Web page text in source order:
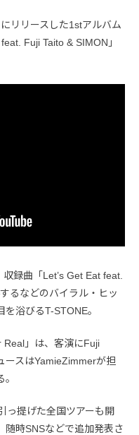
リリースした1stアルバム
Fuji Taito & SIMON」
録曲「Let’s Get Eat feat.
るなどのバイラル・ヒッ
浴びるT-STONE。
Real」は、客演にFuji
ースはYamieZimmerが担
っ提げた全国ツアーも開
随時SNSなどで追加発表さ